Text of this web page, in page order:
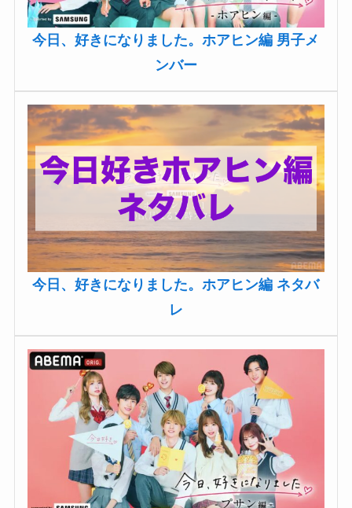
今日、好きになりました。ホアヒン編 男子メ
ンバー
今日、好きになりました。ホアヒン編 ネタバ
レ